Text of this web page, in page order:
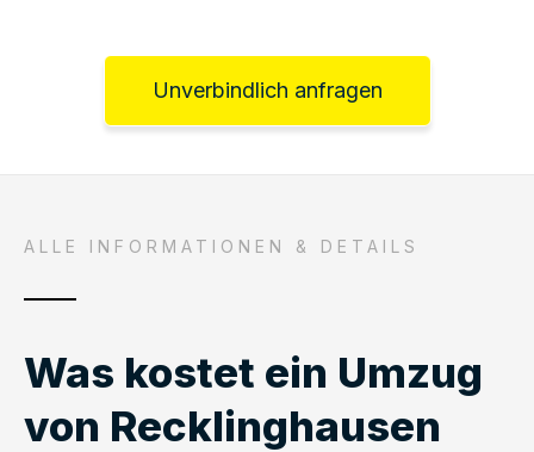
Unverbindlich anfragen
ALLE INFORMATIONEN & DETAILS
Was kostet ein Umzug
von Recklinghausen